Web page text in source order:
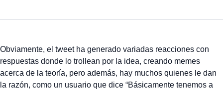
Obviamente, el tweet ha generado variadas reacciones con
respuestas donde lo trollean por la idea, creando memes
acerca de la teoría, pero además, hay muchos quienes le dan
la razón, como un usuario que dice “Básicamente tenemos a